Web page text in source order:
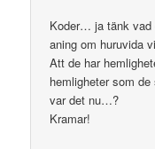
Koder… ja tänk vad
aning om huruvida
Att de har
hemligheter som
var det nu…?
Kramar!